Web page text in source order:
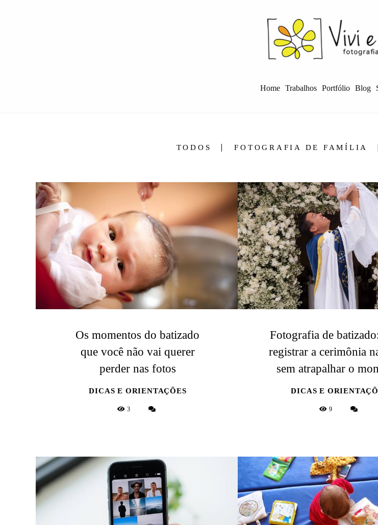
Home Trabalhos Portfólio Blog
TODOS FOTOGRAFIA DE FAMÍLIA
Os momentos do batizado
que você não vai querer
perder nas fotos
DICAS E ORIENTAÇÕES
3
Fotografia de
registrar a cerimônia
sem atrapalhar o
DICAS E
9